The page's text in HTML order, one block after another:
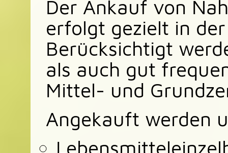
Der Ankauf von
erfolgt gezielt in
Berücksichtigt
als auch gut
Mittel- und
Angekauft werden